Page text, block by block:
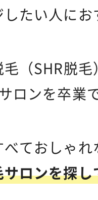
たい人に
（SHR脱
ロンを卒業
ておしゃれ
ロンを探